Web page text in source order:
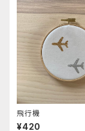
飛行機
¥420